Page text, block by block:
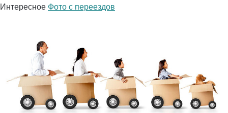
Интересное Фото с переездов